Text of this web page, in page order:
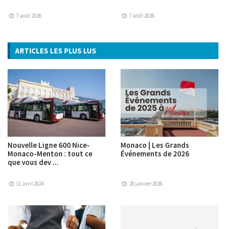
7 août 2026 7 août 2026
ARTICLES LES PLUS LUS
Nouvelle Ligne 600 Nice-
Monaco-Menton : tout ce
que vous dev ...
11 avril 2024
Monaco | Les Grands
Événements de 2026
28 janvier 2026